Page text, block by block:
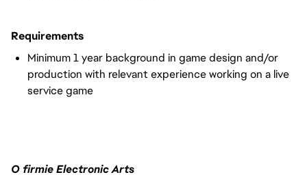
Requirements
Minimum 1 year background in game design and/or
production with relevant experience working on a live
service game
O firmie Electronic Arts